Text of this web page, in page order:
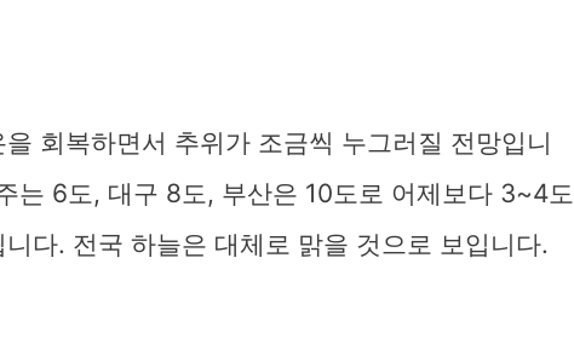
회복하면서 추위가 조금씩 누그러질 전망입니
는 6도, 대구 8도, 부산은 10도로 어제보다 3~4도
다. 전국 하늘은 대체로 맑을 것으로 보입니다.